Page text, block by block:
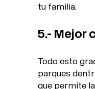
tu familia.
5.- Mejor
Todo esto
parques
que permite